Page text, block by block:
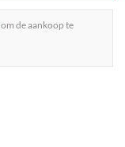
om de aankoop te